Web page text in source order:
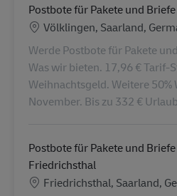
Postbote für Pakete und
Lokalizacja
Völklingen, Saarland,
Werde Postbote für Pakete
Was wir bieten. 17,96 € Tarif-
Weihnachtsgeld. Weitere
November. Bis zu 332 €
Postbote für Pakete und
Friedrichsthal
Lokalizacja
Friedrichsthal, Saarland,